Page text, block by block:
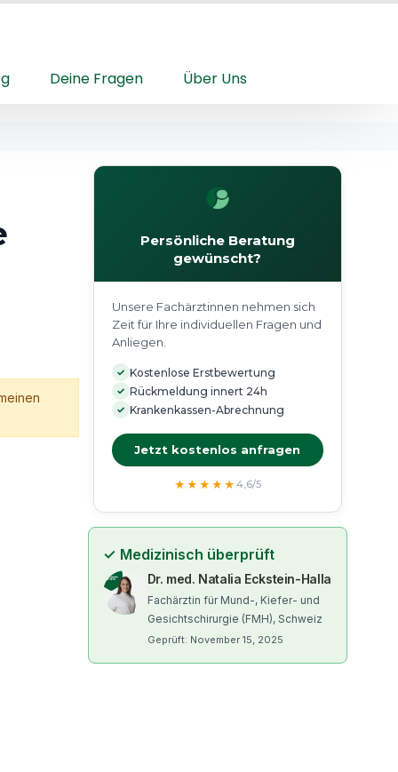
Deine Fragen Über Uns
Persönliche Beratung
gewünscht?
Unsere Fachärztinnen nehmen sich
Zeit für Ihre individuellen Fragen und
Anliegen.
✓ Kostenlose Erstbewertung
✓ Rückmeldung innert 24h
✓ Krankenkassen-Abrechnung
Jetzt kostenlos anfragen
★★★★★ 4,6/5
✓ Medizinisch überprüft
Dr. med. Natalia Eckstein-Halla
Fachärztin für Mund-, Kiefer- und
Gesichtschirurgie (FMH), Schweiz
Geprüft: November 15, 2025